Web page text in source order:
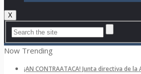
X
Now Trending
¡AN CONTRAATACA! Junta directiva de